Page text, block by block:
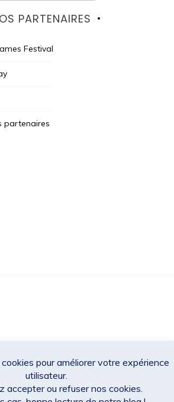
PARTENAIRES
Festival
partenaires